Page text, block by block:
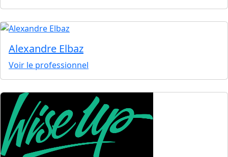
Alexandre Elbaz
Voir le professionnel